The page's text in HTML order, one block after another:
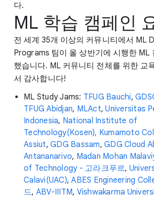
다.
ML 학습 캠페인
전 세계 35개 이상의 커뮤니티에서 ML
Programs 팀이 올 상반기에 시행한 ML
했습니다. ML 커뮤니티 전체를 위한 교
서 감사합니다!
ML Study Jams: TFUG Bauchi,
TFUG Abidjan, MLAct,Universitas
Indonesia, National Institute of
Technology(Kosen), Kumamoto
Assiut, GDG Bassam, GDG Cloud
Antananarivo, Madan Mohan
of Technology - 고라크푸르,
Calavi(UAC),ABES Engineering
드, ABV-IIITM, Vishwakarma